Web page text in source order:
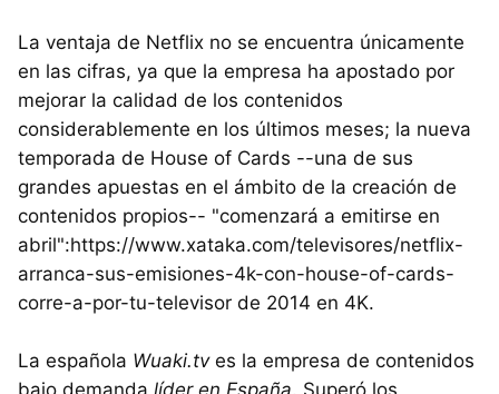
La ventaja de Netflix no se encuentra únicamente
en las cifras, ya que la empresa ha apostado por
mejorar la calidad de los contenidos
considerablemente en los últimos meses; la nueva
temporada de House of Cards --una de sus
grandes apuestas en el ámbito de la creación de
contenidos propios-- "comenzará a emitirse en
abril":https://www.xataka.com/televisores/netflix-
arranca-sus-emisiones-4k-con-house-of-cards-
corre-a-por-tu-televisor de 2014 en 4K.
La española Wuaki.tves la empresa de contenidos
bajo demanda líder en España. Superó los